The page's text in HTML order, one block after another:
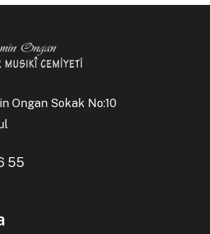
Ongan Sokak No:10
55